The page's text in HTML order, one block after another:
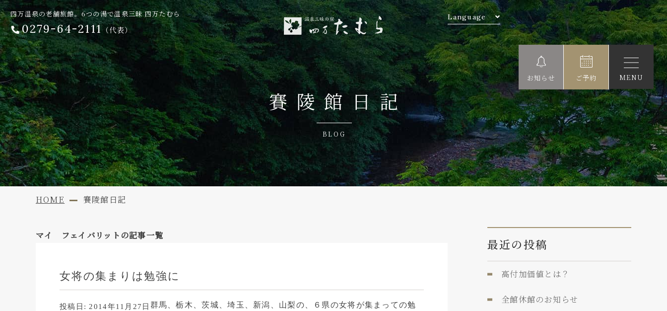
四万温泉の老舗旅館。6つの湯で温泉三昧 四万たむら
0279-64-2111 （代表）
Language
賽陵館日記
BLOG
HOME 賽陵館日記
マイ フェイバリット の記事一覧
女将の集まりは勉強に
投稿日: 2014年11月27日 群馬、栃木、茨城、埼玉、新潟、山梨の、６県の女将が集まっての勉
最近の投稿
高付加価値とは？
全館休館のお知らせ
お知らせ ご予約 MENU